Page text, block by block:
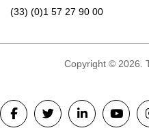
(33) (0)1 57 27 90 00
Copyright © 2026.